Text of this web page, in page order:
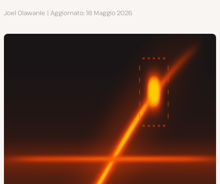
Autore
Joel Olawanle Aggiornato 18 Maggio 2026